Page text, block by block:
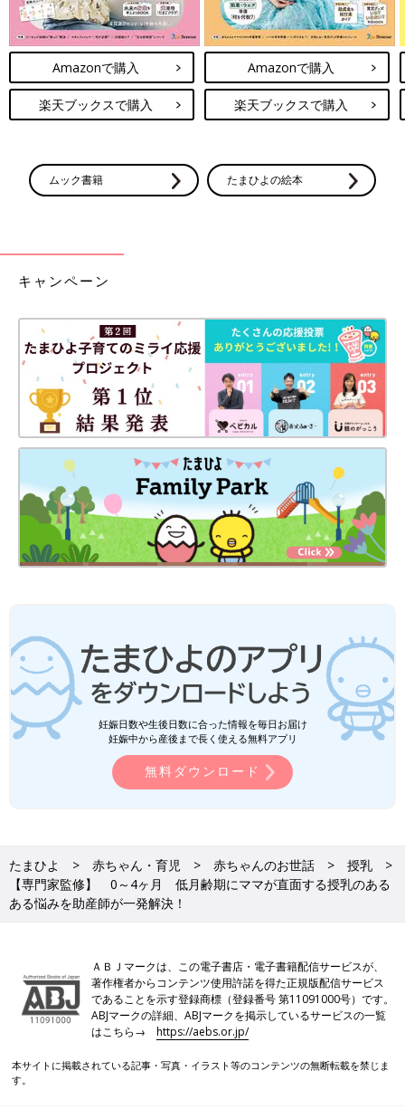
Amazonで購入
楽天ブックスで購入
Amazonで購入
楽天ブックスで購入
ムック書籍 たまひよの絵本
キャンペーン
妊娠日数や生後日数に合った情報を毎日お届け
妊娠中から産後まで長く使える無料アプリ
無料ダウンロード
たまひよ 赤ちゃん・育児 赤ちゃんのお世話
授乳
【専門家監修】 0～4ヶ月 低月齢期にママが直面する授乳のある
ある悩みを助産師が一発解決！
ＡＢＪマークは、この電子書店・電子書籍配信サービスが、
著作権者からコンテンツ使用許諾を得た正規版配信サービス
であることを示す登録商標（登録番号 第11091000号）です。
ABJマークの詳細、ABJマークを掲示しているサービスの一覧
はこちら→https://aebs.or.jp/
本サイトに掲載されている記事・写真・イラスト等のコンテンツの無断転載を禁じま
す。